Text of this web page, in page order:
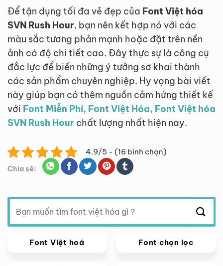
Để tận dụng tối đa vẻ đẹp của Font Việt hóa
SVN Rush Hour, bạn nên kết hợp nó với các
màu sắc tương phản mạnh hoặc đặt trên nền
ảnh có độ chi tiết cao. Đây thực sự là công cụ
đắc lực để biến những ý tưởng sơ khai thành
các sản phẩm chuyên nghiệp. Hy vọng bài viết
này giúp bạn có thêm nguồn cảm hứng thiết kế
với Font Miễn Phí, Font Việt Hóa, Font Việt hóa
SVN Rush Hour chất lượng nhất hiện nay.
4.9/5 - (16 bình chọn)
Chia sẽ:
Tìm
kiếm:
Font Việt hoá Font chọn lọc